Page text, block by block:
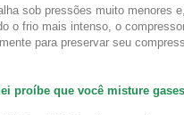
sob pressões muito menores
o frio mais intenso, o
para preservar seu
proíbe que você misture